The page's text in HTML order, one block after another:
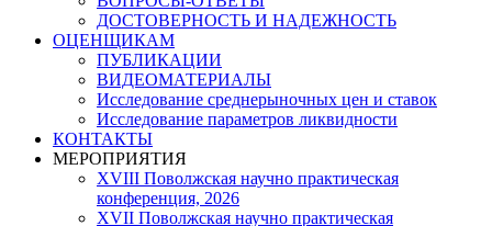
ДОСТОВЕРНОСТЬ И НАДЕЖНОСТЬ
ОЦЕНЩИКАМ
ПУБЛИКАЦИИ
ВИДЕОМАТЕРИАЛЫ
Исследование среднерыночных цен и ставок
Исследование параметров ликвидности
КОНТАКТЫ
МЕРОПРИЯТИЯ
XVIII Поволжская научно практическая
конференция, 2026
XVII Поволжская научно практическая